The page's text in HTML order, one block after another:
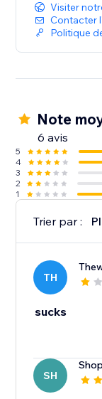
Visiter
Contacter
Politique
Note
6 avis
5
4
3
2
1
Trier par :
TH
sucks
SH